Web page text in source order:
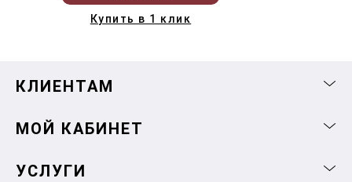
Купить в 1 клик
КЛИЕНТАМ
МОЙ КАБИНЕТ
УСЛУГИ